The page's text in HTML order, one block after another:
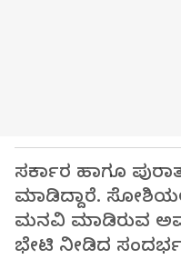
ಸರ್ಕಾರ ಹಾಗೂ
ಮಾಡಿದ್ದಾರೆ.
ಮನವಿ ಮಾಡಿರುವ
ಭೇಟಿ‌ ನೀಡಿದ